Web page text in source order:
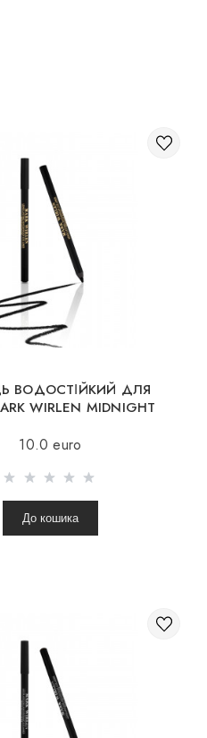
ВОДОСТІЙКИЙ ДЛЯ
WIRLEN MIDNIGHT
10.0 euro
До кошика